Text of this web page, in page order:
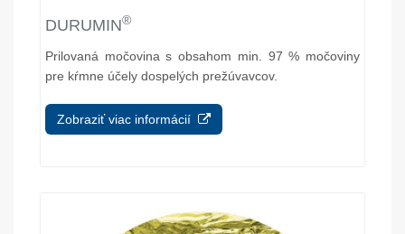
DURUMIN®
Prilovaná močovina s obsahom min. 97 % močoviny
pre kŕmne účely dospelých prežúvavcov.
Zobraziť viac informácií